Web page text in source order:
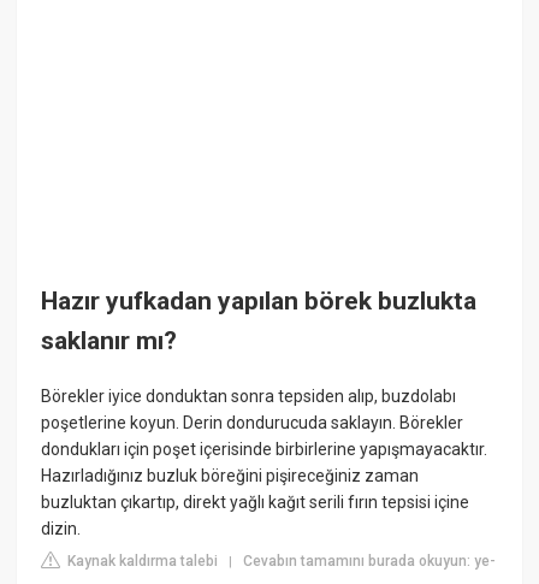
Hazır yufkadan yapılan börek buzlukta
saklanır mı?
Börekler iyice donduktan sonra tepsiden alıp, buzdolabı
poşetlerine koyun. Derin dondurucuda saklayın. Börekler
dondukları için poşet içerisinde birbirlerine yapışmayacaktır.
Hazırladığınız buzluk böreğini pişireceğiniz zaman
buzluktan çıkartıp, direkt yağlı kağıt serili fırın tepsisi içine
dizin.
Kaynak kaldırma talebi |Cevabın tamamını burada okuyun: ye-